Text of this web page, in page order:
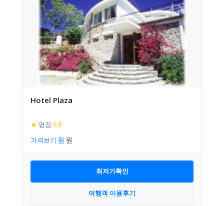
Hotel Plaza
★ 평점 8.8
가격보기
최저가확인
여행객 이용후기